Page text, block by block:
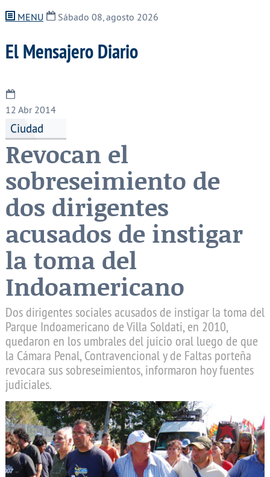
MENU Sábado 08, agosto 2026
El Mensajero Diario
12 Abr 2014
Ciudad
Revocan el
sobreseimiento de
dos dirigentes
acusados de instigar
la toma del
Indoamericano
Dos dirigentes sociales acusados de instigar la toma del
Parque Indoamericano de Villa Soldati, en 2010,
quedaron en los umbrales del juicio oral luego de que
la Cámara Penal, Contravencional y de Faltas porteña
revocara sus sobreseimientos, informaron hoy fuentes
judiciales.